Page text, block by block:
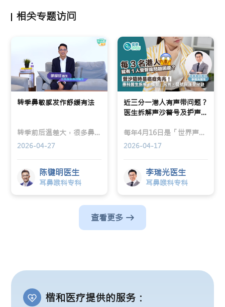
相关专题访问
转季鼻敏感发作舒缓有法
转季前后温差大，很多鼻敏感患者一起床就连环打喷嚏、流鼻水、眼鼻痕痒，影响工作或学业。楷和医疗耳鼻喉科专科陈键明医生指出，香港鼻敏感问题相当普遍，有数据显示多达七至八成市民曾受症状困扰，而遗传及环境因素同样关键：父母其中一方患有鼻敏感，子女中招机会已达两成；若双方皆有，风险更可升至一半。
2026-04-27
陈键明医生
耳鼻喉科专科
近三分一港人有声带问题？
医生拆解声沙警号及护声关
每年4月16日是「世界声线关注日」，提醒我们：声沙、喉咙干涸、说话不够气，可能不是小事，而是声带发出的求救讯号。楷和医疗耳鼻喉科专科李瑞光医生指出，香港约有近三分之一成年人曾出现声线问题，已成为都市常见健康隐忧。
2026-04-17
李瑞光医生
耳鼻喉科专科
查看更多
楷和医疗提供的服务：